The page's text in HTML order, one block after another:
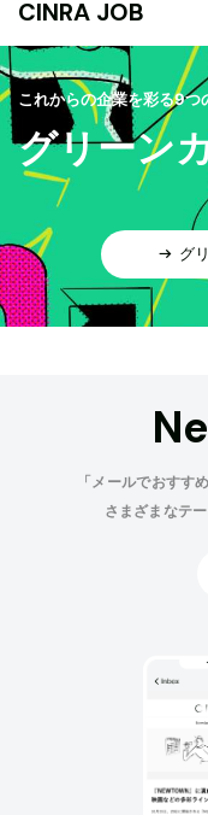
CINRA JOB
これからの企業を彩る9つ
グリーン
グ
「メールでおすす
さまざまなテ